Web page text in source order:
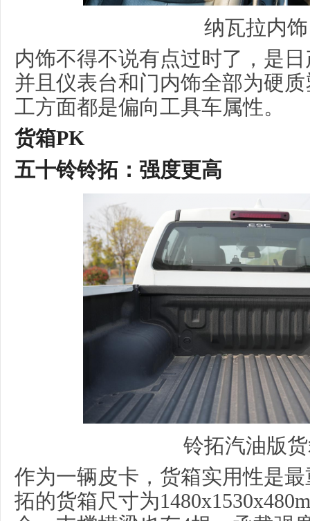
纳瓦拉内饰
内饰不得不说有点过时了，是
并且仪表台和门内饰全部为硬
工方面都是偏向工具车属性。
货箱PK
五十铃铃拓 ： 强度更高
铃拓汽油版
作为一辆皮卡，货箱实用性是
拓的货箱尺寸为